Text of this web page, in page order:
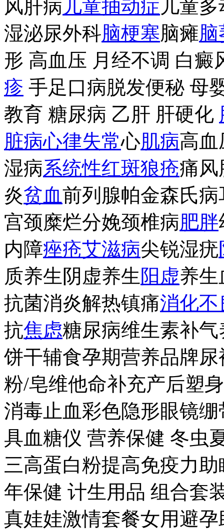
风肝病 儿童抽动症 儿童
湿泌尿外科脑梗塞脑瘫脑
形 高血压 月经不调 白
疹 手足口病脱发便秘 母
教育 糖尿病 乙肝 肝硬化
脏病心律失常心肌病高血
湿病系统性红斑狼疮痛风
炎贫血前列腺帕金森氏
宫颈糜烂分娩颈椎病肥胖
内障痤疮艾滋病尖锐湿疣
质养生阴虚养生 阳虚养
抗菌消炎解热镇痛消化不
抗焦虑糖尿病维生素补
饼干辅食孕期营养品牌
粉/皂维他命补充产后塑
消毒止血彩色隐形眼镜
具血糖仪 营养保健 冬虫
三高蛋白粉提高免疫力
年保健 计生用品 组合套
真娃娃激情套餐女用避